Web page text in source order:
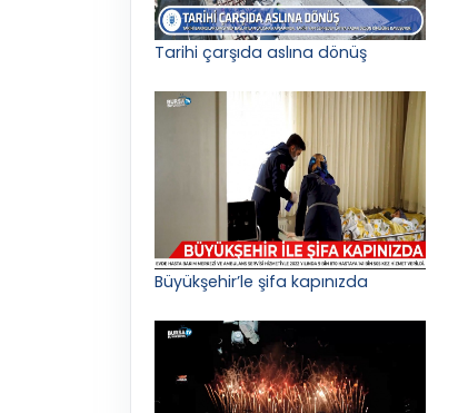
Tarihi çarşıda aslına dönüş
Büyükşehir’le şifa kapınızda